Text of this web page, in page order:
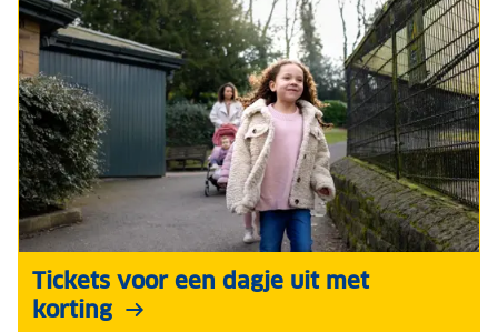
Tickets voor een dagje uit met
korting